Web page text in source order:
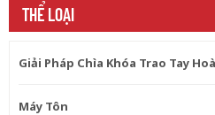
THỂ LOẠI
Giải Pháp Chìa Khóa Trao Tay
Máy Tôn